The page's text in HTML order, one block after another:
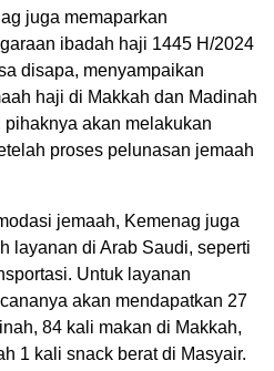
juga memaparkan
ibadah haji 1445 H/2024
disapa, menyampaikan
haji di Makkah dan Madinah
akan melakukan
proses pelunasan jemaah
jemaah, Kemenag juga
layanan di Arab Saudi, seperti
Untuk layanan
akan mendapatkan 27
84 kali makan di Makkah,
1 kali snack berat di Masyair.